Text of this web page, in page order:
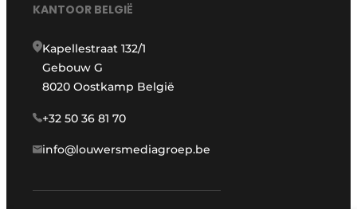
KANTOOR BELGIË
Kapellestraat 132/1
Gebouw G
8020 Oostkamp België
+32 50 36 81 70
info@louwersmediagroep.be